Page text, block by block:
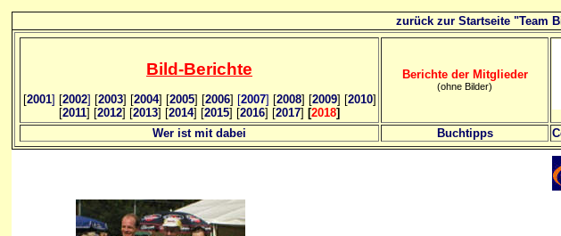
zurück zur Startseite "Team
Bild-Berichte
[2001] [2002] [2003] [2004] [2005] [2006] [2007] [2008] [2009] [2010]
[2011] [2012] [2013] [2014] [2015] [2016] [2017] [2018]
Berichte der Mitglieder
(ohne Bilder)
Wer ist mit dabei Buchtipps